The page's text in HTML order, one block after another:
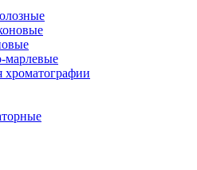
марлевые
хроматографии